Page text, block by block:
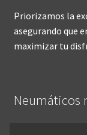
Priorizamos la
asegurando que
maximizar tu
Neumáticos